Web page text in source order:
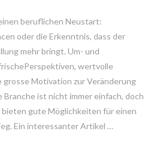
beruflichen Neustart:
oder die Erkenntnis, dass der
mehr bringt. Um- und
wertvolle
Motivation zur Veränderung
Branche ist nicht immer einfach, doch
gute Möglichkeiten für einen
Ein interessanter Artikel …